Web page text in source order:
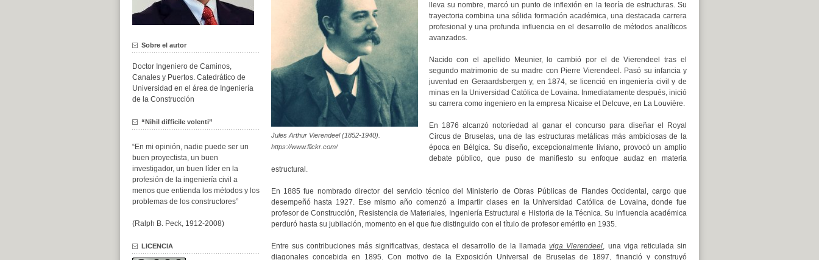
Jules Arthur Vierendeel (1852-1940).
https://www.flickr.com/
lleva su nombre, marcó un punto de inflexión en la teoría de estructuras. Su
trayectoria combina una sólida formación académica, una destacada carrera
profesional y una profunda influencia en el desarrollo de métodos analíticos
avanzados.
Nacido con el apellido Meunier, lo cambió por el de Vierendeel tras el
segundo matrimonio de su madre con Pierre Vierendeel. Pasó su infancia y
juventud en Geraardsbergen y, en 1874, se licenció en ingeniería civil y de
minas en la Universidad Católica de Lovaina. Inmediatamente después, inició
su carrera como ingeniero en la empresa Nicaise et Delcuve, en La Louvière.
En 1876 alcanzó notoriedad al ganar el concurso para diseñar el Royal
Circus de Bruselas, una de las estructuras metálicas más ambiciosas de la
época en Bélgica. Su diseño, excepcionalmente liviano, provocó un amplio
debate público, que puso de manifiesto su enfoque audaz en materia
estructural.
En 1885 fue nombrado director del servicio técnico del Ministerio de Obras Públicas de Flandes Occidental, cargo que
desempeñó hasta 1927. Ese mismo año comenzó a impartir clases en la Universidad Católica de Lovaina, donde fue
profesor de Construcción, Resistencia de Materiales, Ingeniería Estructural e Historia de la Técnica. Su influencia académica
perduró hasta su jubilación, momento en el que fue distinguido con el título de profesor emérito en 1935.
Entre sus contribuciones más significativas, destaca el desarrollo de la llamadaviga Vierendeel, una viga reticulada sin
diagonales concebida en 1895. Con motivo de la Exposición Universal de Bruselas de 1897, financió y construyó
Sobre el autor
Doctor Ingeniero de Caminos,
Canales y Puertos. Catedrático de
Universidad en el área de Ingeniería
de la Construcción
“Nihil difficile volenti”
“En mi opinión, nadie puede ser un
buen proyectista, un buen
investigador, un buen líder en la
profesión de la ingeniería civil a
menos que entienda los métodos y los
problemas de los constructores”
(Ralph B. Peck, 1912-2008)
LICENCIA